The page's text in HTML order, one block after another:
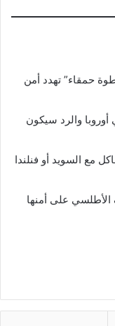
حمقاء” تهدد أمن
والرد سيكون
مع السويد أو فنلندا
على أمنها